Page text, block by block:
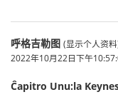
呼格吉勒图 (显示个人资
2022年10月22日下午
Ĉapitro Unu:la